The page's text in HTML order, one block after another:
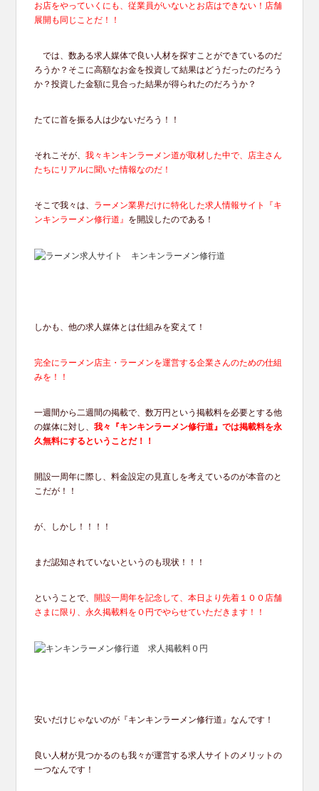
お店をやっていくにも、従業員がいないとお店はできない！店舗
展開も同じことだ！！
では、数ある求人媒体で良い人材を探すことができているのだ
ろうか？そこに高額なお金を投資して結果はどうだったのだろう
か？投資した金額に見合った結果が得られたのだろうか？
たてに首を振る人は少ないだろう！！
それこそが、 我々キンキンラーメン道が取材した中で、店主さん
たちにリアルに聞いた情報なのだ！
そこで我々は、 ラーメン業界だけに特化した求人情報サイト『キ
ンキンラーメン修行道』 を開設したのである！
しかも、他の求人媒体とは仕組みを変えて！
完全にラーメン店主・ラーメンを運営する企業さんのための仕組
みを！！
一週間から二週間の掲載で、数万円という掲載料を必要とする他
の媒体に対し、 我々『キンキンラーメン修行道』では掲載料を永
久無料にするということだ！！
開設一周年に際し、料金設定の見直しを考えているのが本音のと
こだが！！
が、しかし！！！！
まだ認知されていないというのも現状！！！
ということで、 開設一周年を記念して、本日より先着１００店舗
さまに限り、永久掲載料を０円でやらせていただきます！！
安いだけじゃないのが『キンキンラーメン修行道』なんです！
良い人材が見つかるのも我々が運営する求人サイトのメリットの
一つなんです！